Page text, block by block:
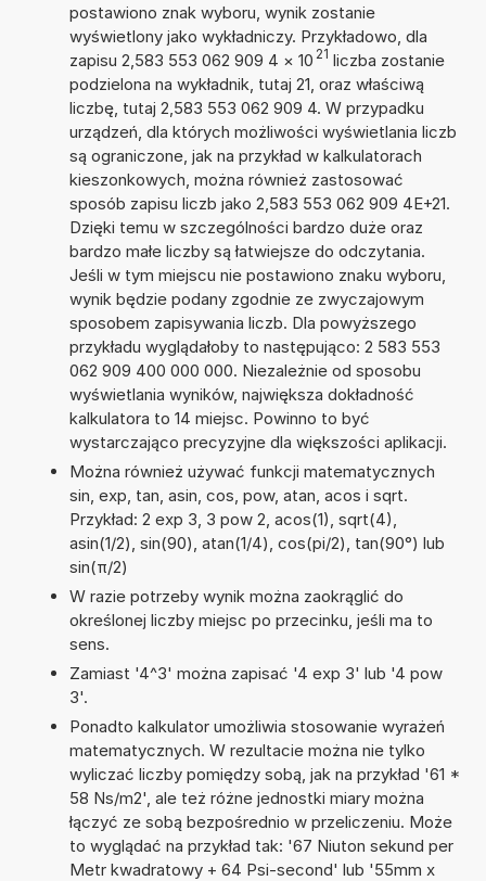
postawiono znak wyboru, wynik zostanie
wyświetlony jako wykładniczy. Przykładowo, dla
zapisu 2,583 553 062 909 4 × 10 21 liczba zostanie
podzielona na wykładnik, tutaj 21, oraz właściwą
liczbę, tutaj 2,583 553 062 909 4. W przypadku
urządzeń, dla których możliwości wyświetlania liczb
są ograniczone, jak na przykład w kalkulatorach
kieszonkowych, można również zastosować
sposób zapisu liczb jako 2,583 553 062 909 4E+21.
Dzięki temu w szczególności bardzo duże oraz
bardzo małe liczby są łatwiejsze do odczytania.
Jeśli w tym miejscu nie postawiono znaku wyboru,
wynik będzie podany zgodnie ze zwyczajowym
sposobem zapisywania liczb. Dla powyższego
przykładu wyglądałoby to następująco: 2 583 553
062 909 400 000 000. Niezależnie od sposobu
wyświetlania wyników, największa dokładność
kalkulatora to 14 miejsc. Powinno to być
wystarczająco precyzyjne dla większości aplikacji.
Można również używać funkcji matematycznych
sin, exp, tan, asin, cos, pow, atan, acos i sqrt.
Przykład: 2 exp 3, 3 pow 2, acos(1), sqrt(4),
asin(1/2), sin(90), atan(1/4), cos(pi/2), tan(90°) lub
sin(π/2)
W razie potrzeby wynik można zaokrąglić do
określonej liczby miejsc po przecinku, jeśli ma to
sens.
Zamiast '4^3' można zapisać '4 exp 3' lub '4 pow
3'.
Ponadto kalkulator umożliwia stosowanie wyrażeń
matematycznych. W rezultacie można nie tylko
wyliczać liczby pomiędzy sobą, jak na przykład '61 *
58 Ns/m2', ale też różne jednostki miary można
łączyć ze sobą bezpośrednio w przeliczeniu. Może
to wyglądać na przykład tak: '67 Niuton sekund per
Metr kwadratowy + 64 Psi-second' lub '55mm x